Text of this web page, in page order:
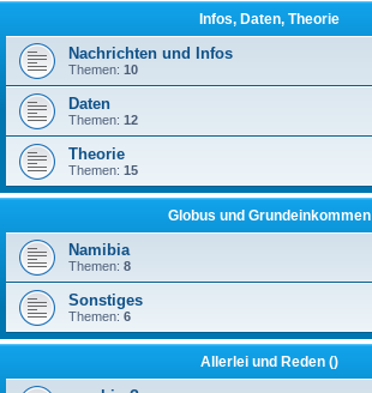
Infos, Daten, Theorie
Nachrichten und Infos
Themen: 10
Daten
Themen: 12
Theorie
Themen: 15
Globus und Grundeinkommen
Namibia
Themen: 8
Sonstiges
Themen: 6
Allerlei und Reden ()